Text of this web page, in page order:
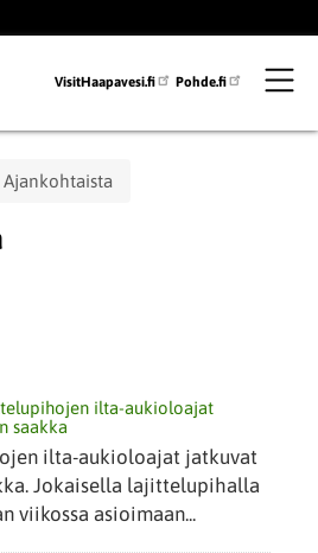
VisitHaapavesi.fi Pohde.fi
Ajankohtaista
ilta-aukioloajat
saakka
ilta-aukioloajat jatkuvat
Jokaisella lajittelupihalla
viikossa asioimaan...